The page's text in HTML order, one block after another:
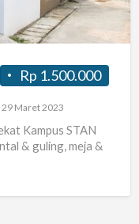
Rp 1.500.000
29 Maret 2023
Kampus STAN
& guling, meja &